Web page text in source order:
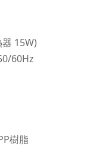
器 15W)
60Hz
樹脂